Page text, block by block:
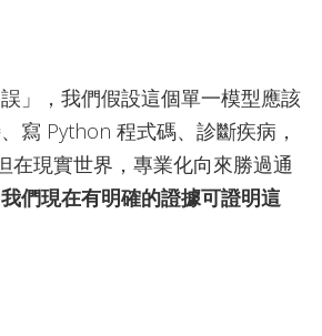
」，我們假設這個單一模型應該
寫 Python 程式碼、診斷疾病，
在現實世界，專業化向來勝過通
們現在有明確的證據可證明這